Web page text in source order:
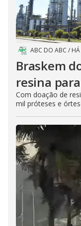
ABC DO ABC /
Braskem
resina
Com doação de
mil próteses e